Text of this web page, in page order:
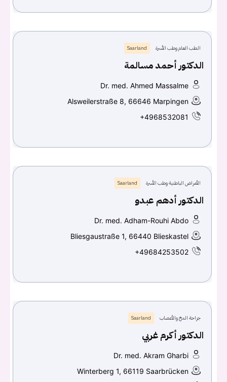
الطب العام وطب الأسرة Saarland
الدكتور أحمد مسالمة
Dr. med. Ahmed Massalme
Alsweilerstraße 8, 66646 Marpingen
+4968532081
الأمراض الباطنية وطب الأسرة Saarland
الدكتور أدهم عبدو
Dr. med. Adham-Rouhi Abdo
Bliesgaustraße 1, 66440 Blieskastel
+49684253502
جراحة المخ والأعصاب Saarland
الدكتور أكرم غربي
Dr. med. Akram Gharbi
Winterberg 1, 66119 Saarbrücken